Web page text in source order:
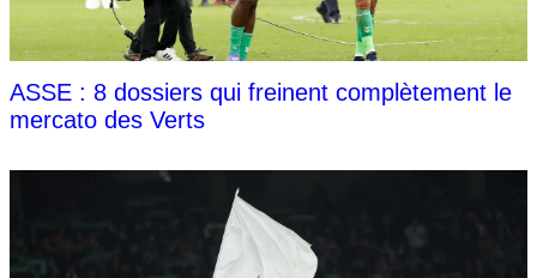
ASSE : 8 dossiers qui freinent complètement le
mercato des Verts